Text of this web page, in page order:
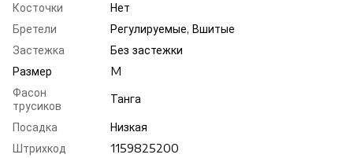
Косточки
Нет
Бретели
Регулируемые, Вшитые
Застежка
Без застежки
Размер
M
Фасон
трусиков
Танга
Посадка
Низкая
Штрихкод
1159825200